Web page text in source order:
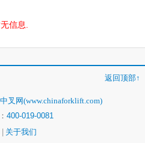
信息.
返回顶部↑
中叉网(www.chinaforklift.com)
400-019-0081
关于我们